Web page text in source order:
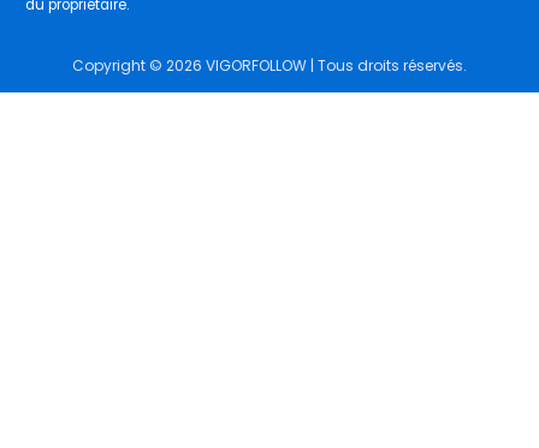
du propriétaire.
Copyright © 2026 VIGORFOLLOW | Tous droits réservés.